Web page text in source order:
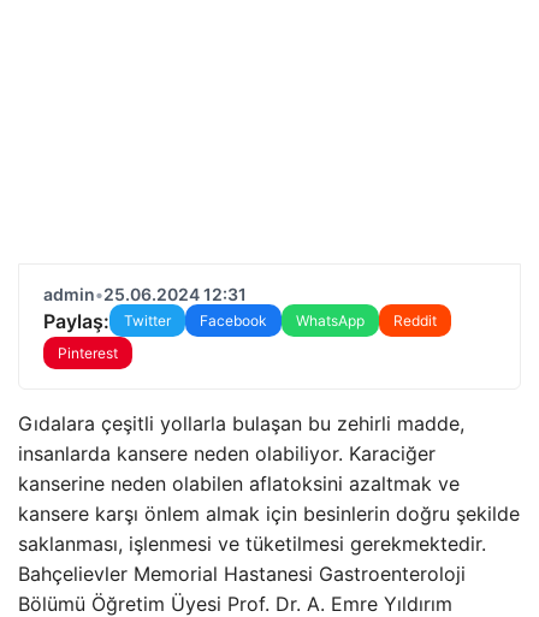
admin•25.06.2024 12:31
Paylaş: Twitter Facebook WhatsApp
Reddit
Pinterest
Gıdalara çeşitli yollarla bulaşan bu zehirli madde,
insanlarda kansere neden olabiliyor. Karaciğer
kanserine neden olabilen aflatoksini azaltmak ve
kansere karşı önlem almak için besinlerin doğru şekilde
saklanması, işlenmesi ve tüketilmesi gerekmektedir.
Bahçelievler Memorial Hastanesi Gastroenteroloji
Bölümü Öğretim Üyesi Prof. Dr. A. Emre Yıldırım